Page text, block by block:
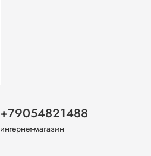
+79054821488
интернет-магазин